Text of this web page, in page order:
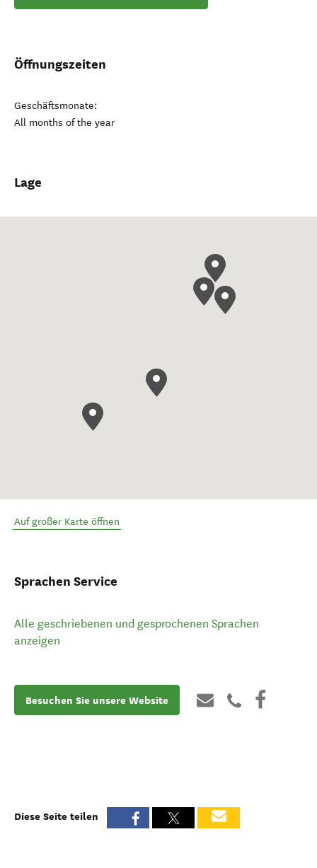
Öffnungszeiten
Geschäftsmonate:
All months of the year
Lage
Auf großer Karte öffnen
Sprachen Service
Alle geschriebenen und gesprochenen Sprachen
anzeigen
Besuchen Sie unsere Website
Diese Seite teilen